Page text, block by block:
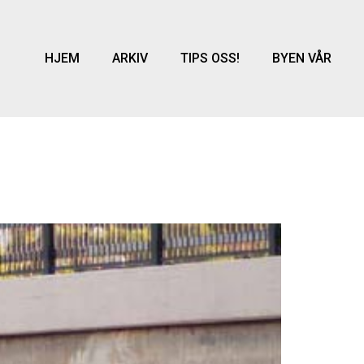
HJEM ARKIV TIPS OSS! BYEN VÅR